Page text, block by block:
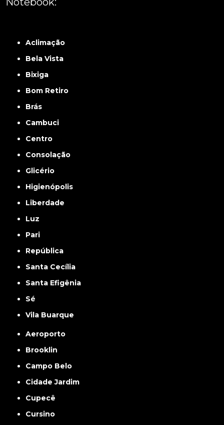
Aclimação
Bela Vista
Bixiga
Bom Retiro
Brás
Cambuci
Centro
Consolação
Glicério
Higienópolis
Liberdade
Luz
Pari
República
Santa Cecília
Santa Efigênia
Sé
Vila Buarque
Aeroporto
Brooklin
Campo Belo
Cidade Jardim
Cupecê
Cursino